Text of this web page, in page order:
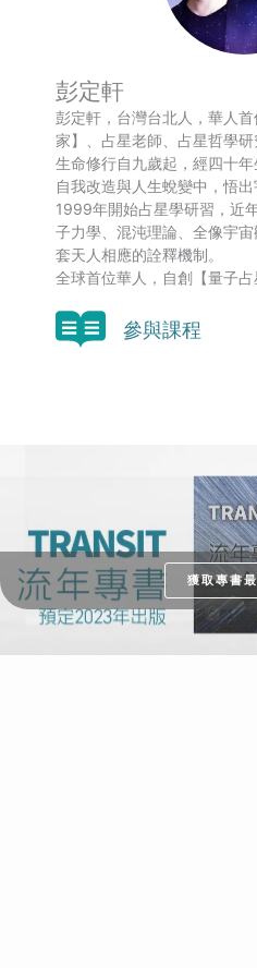
彭定軒
彭定軒，台灣台北人，華人
家】、占星老師、占星哲學研
生命修行自九歲起，經四十
自我改造與人生蛻變中，悟出
1999年開始占星學研習，近
子力學、混沌理論、全像宇
套天人相應的詮釋機制。
全球首位華人，自創【量子占
參與課程
獲取專書